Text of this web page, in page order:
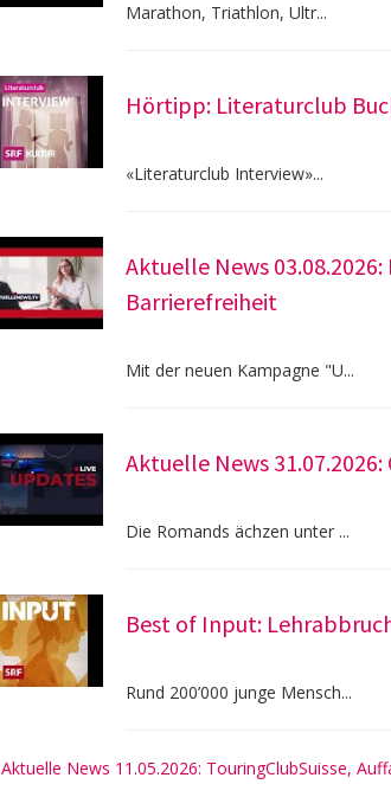
Marathon, Triathlon, Ultr...
Hörtipp: Literaturclub
«Literaturclub Interview»...
Aktuelle News
Barrierefreiheit
Mit der neuen Kampagne "U...
Aktuelle News
Die Romands ächzen unter ...
Best of Input:
Rund 200’000 junge Mensch...
Aktuelle News 11.05.2026: TouringClubSuisse,